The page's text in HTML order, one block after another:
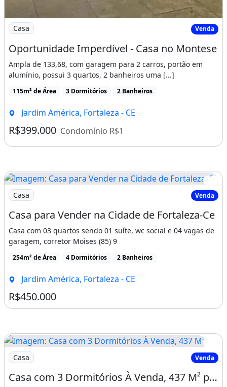
Imagem: Oportunidade Imperdível - Casa no Montese
Casa Venda
Oportunidade Imperdível - Casa no Montese
Ampla de 133,68, com garagem para 2 carros, portão em
alumínio, possui 3 quartos, 2 banheiros uma [...]
115m² de Área 3 Dormitórios 2 Banheiros
Jardim América, Fortaleza - CE
R$399.000 Condomínio R$1
Imagem: Casa para Vender na Cidade de Fortaleza-Ce
Casa Venda
Casa para Vender na Cidade de Fortaleza-Ce
Casa com 03 quartos sendo 01 suíte, wc social e 04 vagas de
garagem, corretor Moises (85) 9
254m² de Área 4 Dormitórios 2 Banheiros
Jardim América, Fortaleza - CE
R$450.000
Imagem: Casa com 3 Dormitórios À Venda, 437 M²
Casa Venda
Casa com 3 Dormitórios À Venda, 437 M² por R$ 420.000,00 - Montese - Fortaleza/Ce